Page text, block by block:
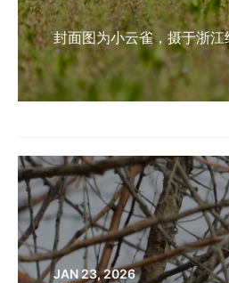
封面图为小云雀，摄于浙江
JAN 23, 2026